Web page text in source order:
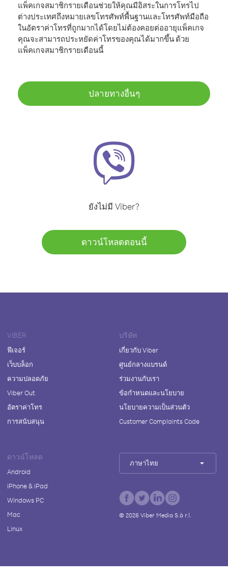
แพ็คเกจสมาชิกรายเดือนช่วยให้คุณมีอิสระในการโทรไป
ต่างประเทศถึงหมายเลขโทรศัพท์พื้นฐานและโทรศัพท์มือถือ
ในอัตราค่าโทรที่ถูกมากได้โดยไม่ต้องคอยต่ออายุแพ็คเกจ
คุณจะสามารถประหยัดค่าโทรของคุณได้มากขึ้น ด้วย
แพ็คเกจสมาชิกรายเดือนนี้
ปลายทางอื่นๆ
ยังไม่มี Viber?
ดาวน์โหลดตอนนี้
VIBER
ฟีเจอร์
เว็บบล็อก
ความปลอดภัย
Viber Out
อัตราค่าโทร
การสนับสนุน
บริษัท
เกี่ยวกับ Viber
ศูนย์กลางแบรนด์
ร่วมงานกับเรา
ข้อกำหนดและนโยบาย
นโยบายความเป็นส่วนตัว
Customer Complaints Code
ดาวน์โหลด
Android
iPhone & iPad
Windows PC
Mac
Linux
ภาษาไทย
© 2026Viber Media S.à r.l.